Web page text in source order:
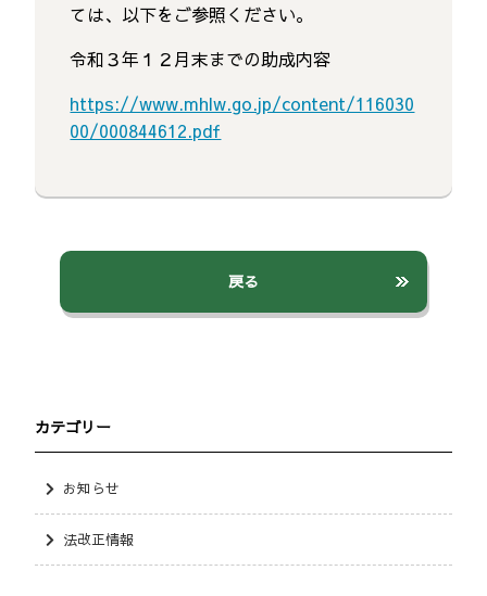
ては、以下をご参照ください。
令和３年１２月末までの助成内容
https://www.mhlw.go.jp/content/116030
00/000844612.pdf
戻る
カテゴリー
お知らせ
法改正情報